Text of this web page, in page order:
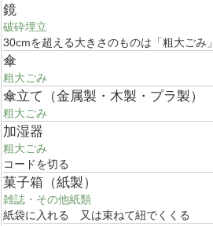
鏡
破砕埋立
30cmを超える大きさのものは「粗大ごみ」
傘
粗大ごみ
傘立て（金属製・木製・プラ製）
粗大ごみ
加湿器
粗大ごみ
コードを切る
菓子箱（紙製）
雑誌・その他紙類
紙袋に入れる 又は束ねて紐でくくる